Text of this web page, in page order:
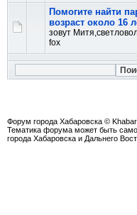
Помогите найти
возраст около 16
зовут
fox
Форум города Хабаровска ©
Тематика форума может быть
города Хабаровска и Дальнего